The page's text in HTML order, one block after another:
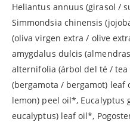
Heliantus annuus (girasol /
Simmondsia chinensis
(oliva virgen extra / olive
amygdalus dulcis
alternifolia (árbol del té /
(bergamota / bergamot)
lemon) peel oil*, Eucalyptus
eucalyptus) leaf oil*,